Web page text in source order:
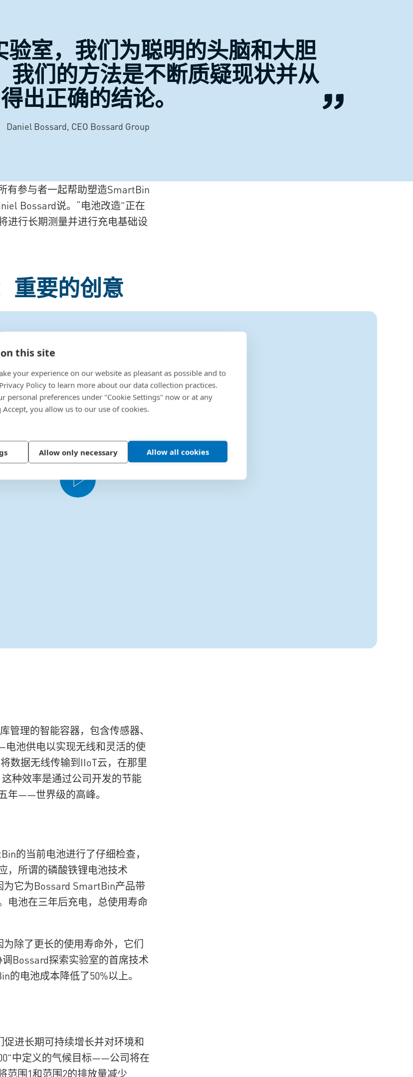
this site
your experience on our website as pleasant as possible and to
Policy to learn more about our data collection practices.
personal preferences under "Cookie Settings" now or at any
you allow us to our use of cookies.
Allow only necessary Allow all cookies
室，我们为聪明的头脑和大胆
我们的方法是不断质疑现状并从
出正确的结论。
Daniel Bossard, CEO Bossard Group
有参与者一起帮助塑造SmartBin
Bossard说。“电池改造”正在
进行长期测量并进行充电基础设
重要的创意
管理的智能容器，包含传感器、
池供电以实现无线和灵活的使
数据无线传输到IIoT云，在那里
种效率是通过公司开发的节能
年——世界级的高峰。
的当前电池进行了仔细检查，
，所谓的磷酸铁锂电池技术
它为Bossard SmartBin产品带
电池在三年后充电，总使用寿命
除了更长的使用寿命外，它们
Bossard探索实验室的首席技术
电池成本降低了50%以上。
进长期可持续增长并对环境和
中定义的气候目标——公司将在
范围1和范围2的排放量减少